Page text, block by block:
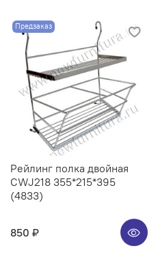
Предзаказ
Рейлинг полка двойная
CWJ218 355*215*395
(4833)
850 ₽